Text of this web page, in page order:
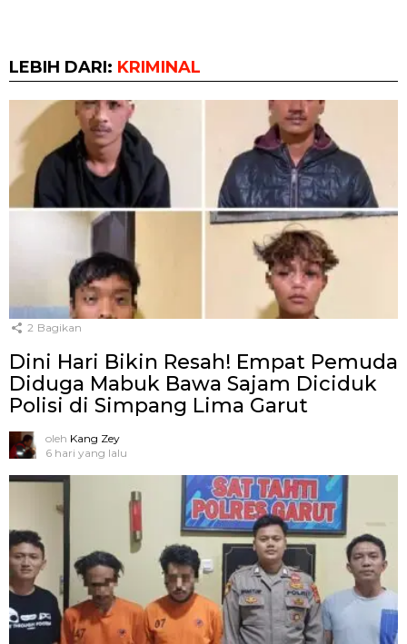
LEBIH DARI: KRIMINAL
2 Bagikan
Dini Hari Bikin Resah! Empat Pemuda
Diduga Mabuk Bawa Sajam Diciduk
Polisi di Simpang Lima Garut
oleh Kang Zey
6 hari yang lalu